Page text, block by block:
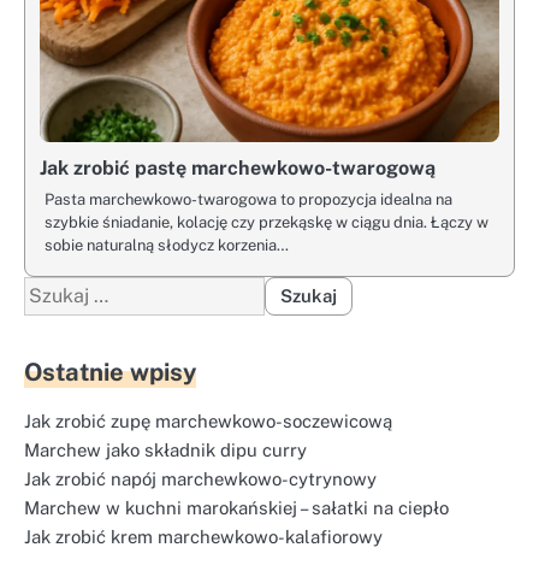
Jak zrobić pastę marchewkowo-twarogową
Pasta marchewkowo-twarogowa to propozycja idealna na
szybkie śniadanie, kolację czy przekąskę w ciągu dnia. Łączy w
sobie naturalną słodycz korzenia…
Szukaj:
Ostatnie wpisy
Jak zrobić zupę marchewkowo-soczewicową
Marchew jako składnik dipu curry
Jak zrobić napój marchewkowo-cytrynowy
Marchew w kuchni marokańskiej – sałatki na ciepło
Jak zrobić krem marchewkowo-kalafiorowy